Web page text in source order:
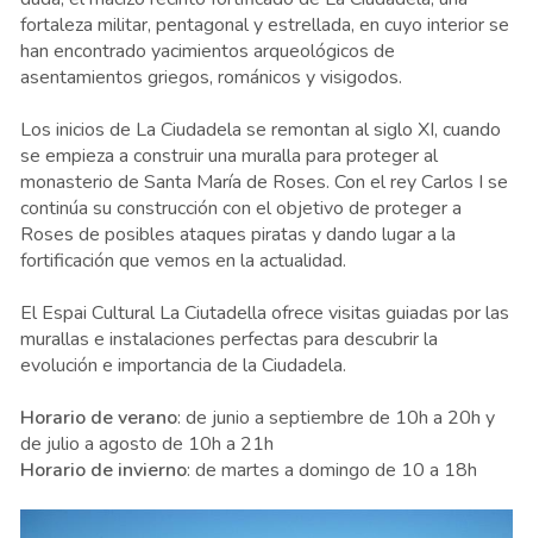
fortaleza militar, pentagonal y estrellada, en cuyo interior se
han encontrado yacimientos arqueológicos de
asentamientos griegos, románicos y visigodos.
Los inicios de La Ciudadela se remontan al siglo XI, cuando
se empieza a construir una muralla para proteger al
monasterio de Santa María de Roses. Con el rey Carlos I se
continúa su construcción con el objetivo de proteger a
Roses de posibles ataques piratas y dando lugar a la
fortificación que vemos en la actualidad.
El Espai Cultural La Ciutadella ofrece visitas guiadas por las
murallas e instalaciones perfectas para descubrir la
evolución e importancia de la Ciudadela.
Horario de verano: de junio a septiembre de 10h a 20h y
de julio a agosto de 10h a 21h
Horario de invierno: de martes a domingo de 10 a 18h